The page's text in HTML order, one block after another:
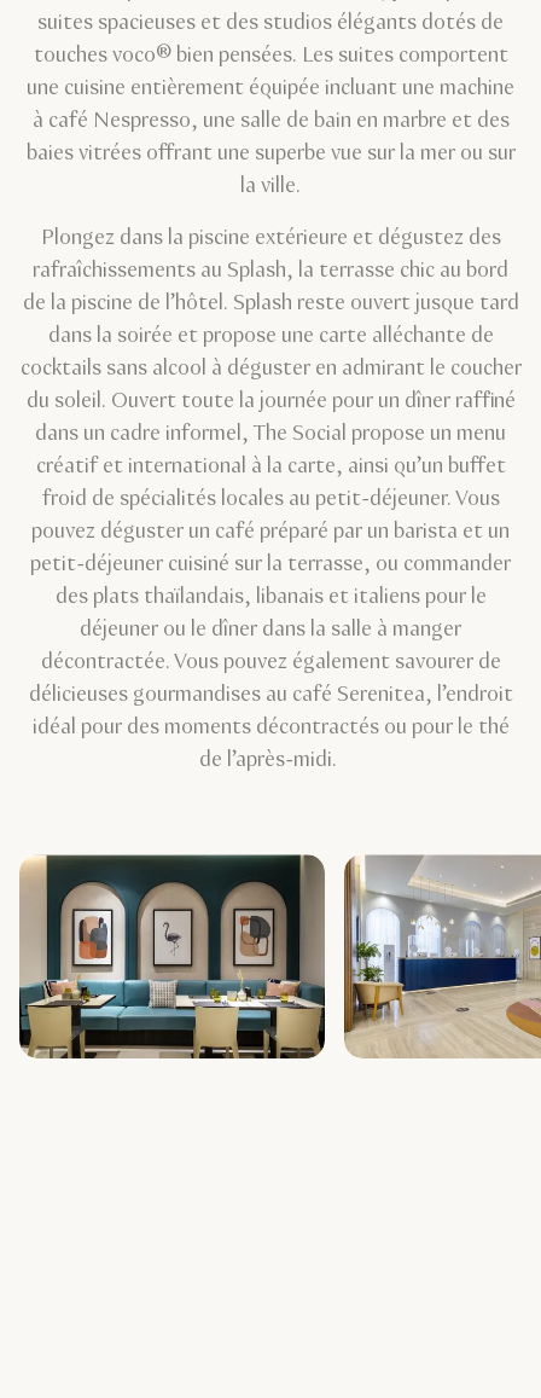
suites spacieuses et des studios élégants dotés de
touches voco® bien pensées. Les suites comportent
une cuisine entièrement équipée incluant une machine
à café Nespresso, une salle de bain en marbre et des
baies vitrées offrant une superbe vue sur la mer ou sur
la ville.
Plongez dans la piscine extérieure et dégustez des
rafraîchissements au Splash, la terrasse chic au bord
de la piscine de l’hôtel. Splash reste ouvert jusque tard
dans la soirée et propose une carte alléchante de
cocktails sans alcool à déguster en admirant le coucher
du soleil. Ouvert toute la journée pour un dîner raffiné
dans un cadre informel, The Social propose un menu
créatif et international à la carte, ainsi qu’un buffet
froid de spécialités locales au petit-déjeuner. Vous
pouvez déguster un café préparé par un barista et un
petit-déjeuner cuisiné sur la terrasse, ou commander
des plats thaïlandais, libanais et italiens pour le
déjeuner ou le dîner dans la salle à manger
décontractée. Vous pouvez également savourer de
délicieuses gourmandises au café Serenitea, l’endroit
idéal pour des moments décontractés ou pour le thé
de l’après-midi.